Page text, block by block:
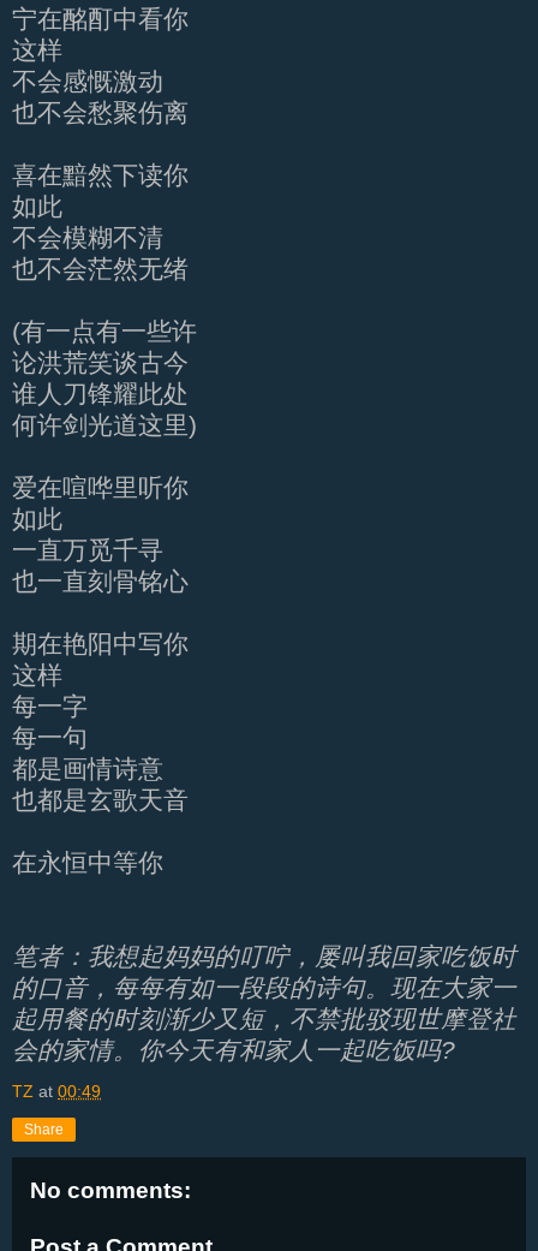
宁在酩酊中看你
这样
不会感慨激动
也不会愁聚伤离
喜在黯然下读你
如此
不会模糊不清
也不会茫然无绪
(有一点有一些许
论洪荒笑谈古今
谁人刀锋耀此处
何许剑光道这里)
爱在喧哗里听你
如此
一直万觅千寻
也一直刻骨铭心
期在艳阳中写你
这样
每一字
每一句
都是画情诗意
也都是玄歌天音
在永恒中等你
笔者：我想起妈妈的叮咛，屡叫我回家吃饭时
的口音，每每有如一段段的诗句。现在大家一
起用餐的时刻渐少又短，不禁批驳现世摩登社
会的家情。你今天有和家人一起吃饭吗?
TZ at 00:49
Share
No comments: